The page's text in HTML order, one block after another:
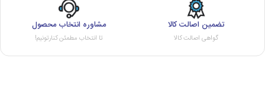
تضمین اصالت کالا
گواهی اصالت کالا
مشاوره انتخاب محصول
تا انتخاب مطمئن کنارتونیم!